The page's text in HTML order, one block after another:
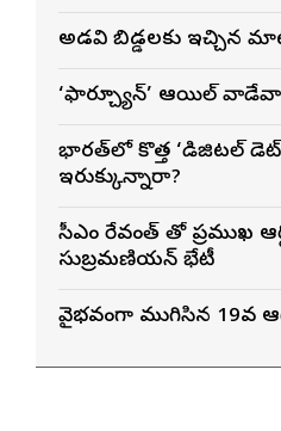
అడవి బిడ్డలకు ఇచ్చిన
‘ఫార్చ్యూన్’ ఆయిల్
భారత్‌లో కొత్త ‘డిజిటల్ డెట్
ఇరుక్కున్నారా?
సీఎం రేవంత్ తో ప్రముఖ ఆర్థికవేత్త అరవింద్‌
సుబ్రమణియన్ భేటీ
వైభవంగా ముగిసిన 19వ